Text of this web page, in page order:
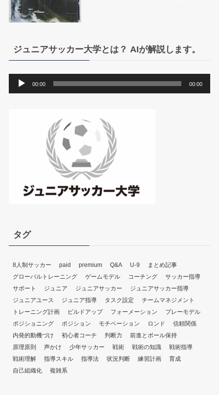
ジュニアサッカー大学とは？ AIが解説します。
00:00 00:00
タグ
8人制サッカー paid premium Q&A U-9
まとめ記事
グローバルトレーニング
ゲームモデル コーチング
サッカー指導
サポート
ジュニア ジュニアサッカー
ジュニアサッカー指導
ジュニアユース
ジュニア指導 タスク設定
チームマネジメント
トレーニング計画
ビルドアップ フォーメーション
プレーモデル
ポジショニング
ポジション モチベーション ロンド
信頼関係
内発的動機づけ
初心者コーチ 判断力
前進とボール保持
原理原則
声かけ 少年サッカー 戦術 戦術の知識
戦術指導
戦術理解
指導スキル 指導法 状況判断 練習計画
育成
自己組織化
複雑系